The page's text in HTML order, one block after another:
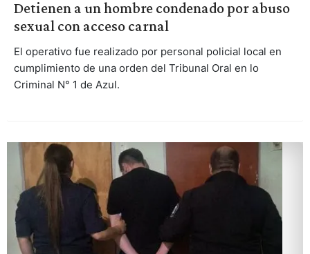
Detienen a un hombre condenado por abuso
sexual con acceso carnal
El operativo fue realizado por personal policial local en
cumplimiento de una orden del Tribunal Oral en lo
Criminal N° 1 de Azul.